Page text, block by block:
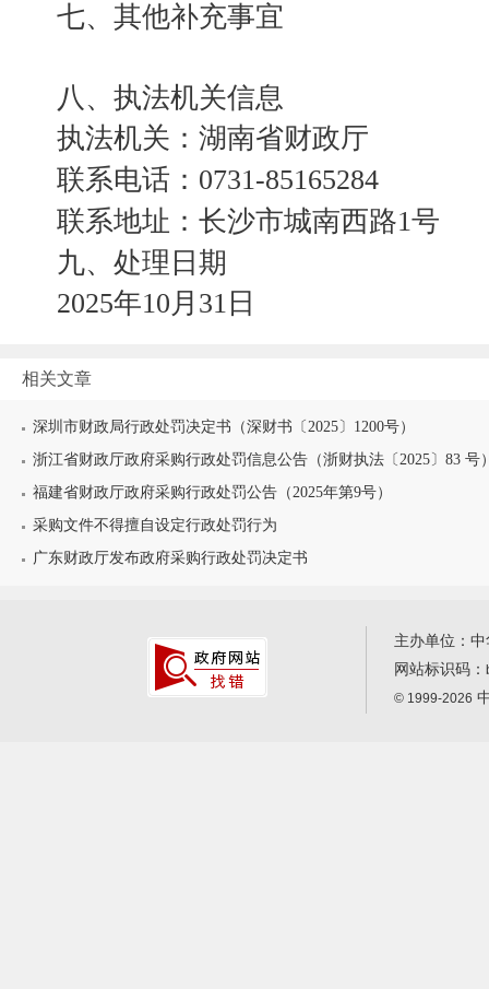
七、其他补充事宜
八、执法机关信息
执法机关：湖南省财政厅
联系电话：0731-85165284
联系地址：长沙市城南西路1号
九、处理日期
2025年10月31日
相关文章
深圳市财政局行政处罚决定书（深财书〔2025〕1200号）
浙江省财政厅政府采购行政处罚信息公告（浙财执法〔2025〕83 号
福建省财政厅政府采购行政处罚公告（2025年第9号）
采购文件不得擅自设定行政处罚行为
广东财政厅发布政府采购行政处罚决定书
主办单位：
网站标识码：
© 1999-2026